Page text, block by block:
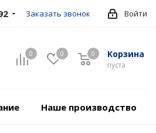
Войти
Заказать звонок
0 0 Корзина
пуста
0
Наше производство